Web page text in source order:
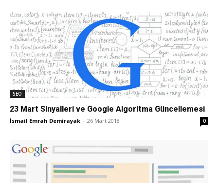
ASO,
Tasarım,
SEO
23 Mart Sinyalleri ve Google Algoritma Güncellemesi
İsmail Emrah Demirayak - 26 Mart 2018 0